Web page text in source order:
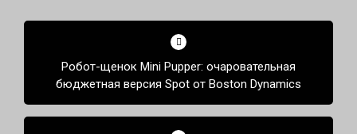
Навигация
записямРобот-щенок Mini Pupper: очаровательная
бюджетная версия Spot от Boston Dynamics